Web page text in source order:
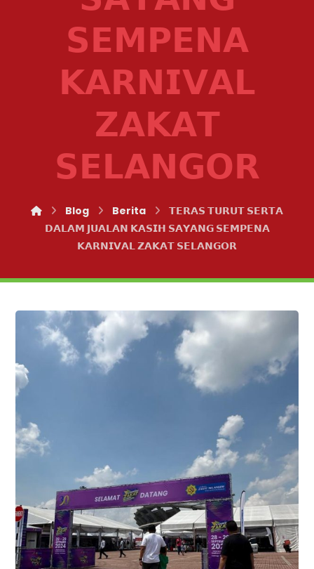
𝗦𝗘𝗠𝗣𝗘𝗡𝗔
𝗞𝗔𝗥𝗡𝗜𝗩𝗔𝗟
𝗭𝗔𝗞𝗔𝗧
𝗦𝗘𝗟𝗔𝗡𝗚𝗢𝗥
Blog Berita
𝗧𝗘𝗥𝗔𝗦 𝗧𝗨𝗥𝗨𝗧 𝗦𝗘𝗥𝗧𝗔
𝗗𝗔𝗟𝗔𝗠 𝗝𝗨𝗔𝗟𝗔𝗡 𝗞𝗔𝗦𝗜𝗛 𝗦𝗔𝗬𝗔𝗡𝗚 𝗦𝗘𝗠𝗣𝗘𝗡𝗔
𝗞𝗔𝗥𝗡𝗜𝗩𝗔𝗟 𝗭𝗔𝗞𝗔𝗧 𝗦𝗘𝗟𝗔𝗡𝗚𝗢𝗥